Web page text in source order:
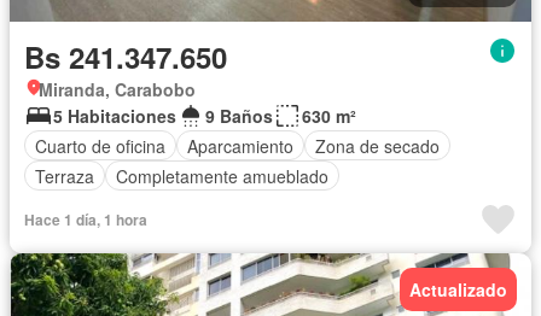
Bs 241.347.650
Miranda, Carabobo
5 Habitaciones
9 Baños
630 m²
Cuarto de oficina
Aparcamiento
Zona de secado
Terraza
Completamente amueblado
Hace 1 día, 1 hora
Actualizado